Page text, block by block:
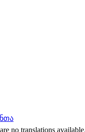
no translations